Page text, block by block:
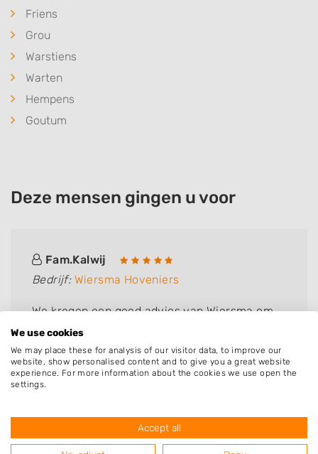
Friens
Grou
Warstiens
Warten
Hempens
Goutum
Deze mensen gingen u voor
Fam.Kalwij
Bedrijf: Wiersma Hoveniers
We kregen een goed advies van Wiersma om
de bijkeuken te renoveren . Het is goed gelukt
,niet alleen het snoeien ,maar ook houtwerk
vervangen .fam Kalwij dik tevreden
We use cookies
We may place these for analysis of our visitor data, to improve our
website, show personalised content and to give you a great website
experience. For more information about the cookies we use open the
settings.
Accept all